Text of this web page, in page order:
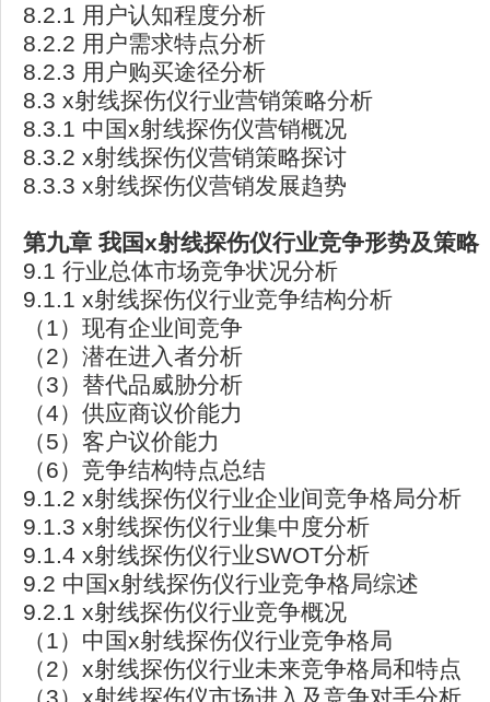
8.2.1 用户认知程度分析
8.2.2 用户需求特点分析
8.2.3 用户购买途径分析
8.3 x射线探伤仪行业营销策略分析
8.3.1 中国x射线探伤仪营销概况
8.3.2 x射线探伤仪营销策略探讨
8.3.3 x射线探伤仪营销发展趋势
第九章 我国x射线探伤仪行业竞争形势及策略
9.1 行业总体市场竞争状况分析
9.1.1 x射线探伤仪行业竞争结构分析
（1）现有企业间竞争
（2）潜在进入者分析
（3）替代品威胁分析
（4）供应商议价能力
（5）客户议价能力
（6）竞争结构特点总结
9.1.2 x射线探伤仪行业企业间竞争格局分析
9.1.3 x射线探伤仪行业集中度分析
9.1.4 x射线探伤仪行业SWOT分析
9.2 中国x射线探伤仪行业竞争格局综述
9.2.1 x射线探伤仪行业竞争概况
（1）中国x射线探伤仪行业竞争格局
（2）x射线探伤仪行业未来竞争格局和特点